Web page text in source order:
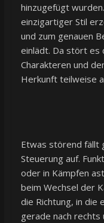
hinzugefügt
einzigartiger Stil
und zum genauen
einlädt. Da stört es
Charakteren und
Herkunft teilweise
Etwas störend fällt
Steuerung auf.
oder in Kämpfen
beim Wechsel der
die Richtung, in die
gerade nach rechts